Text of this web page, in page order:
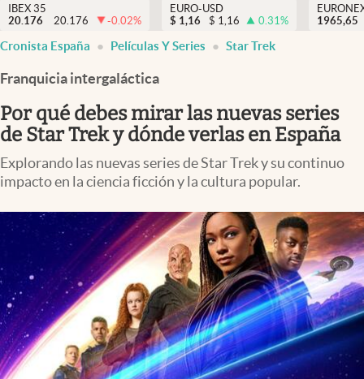
USA
Criptomonedas
España
NOTICIAS
FINANZAS
EURO
IBEX 35
20.176
20.176 -0.02%
EURO-USD
$ 1,16 $ 1,16 0.31%
1965,65
Cronista España Películas Y Series Star Trek
Franquicia intergaláctica
Por qué debes mirar las nuevas series
de Star Trek y dónde verlas en España
Explorando las nuevas series de Star Trek y su continuo
impacto en la ciencia ficción y la cultura popular.